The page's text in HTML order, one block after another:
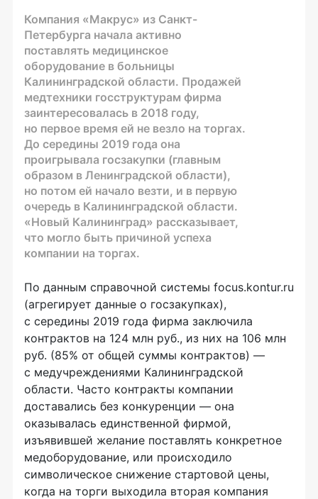
Компания «Макрус» из Санкт-
Петербурга начала активно
поставлять медицинское
оборудование в больницы
Калининградской области. Продажей
медтехники госструктурам фирма
заинтересовалась в 2018 году,
но первое время ей не везло на торгах.
До середины 2019 года она
проигрывала госзакупки (главным
образом в Ленинградской области),
но потом ей начало везти, и в первую
очередь в Калининградской области.
«Новый Калининград» рассказывает,
что могло быть причиной успеха
компании на торгах.
По данным справочной системы focus.kontur.ru
(агрегирует данные о госзакупках),
с середины 2019 года фирма заключила
контрактов на 124 млн руб., из них на 106 млн
руб. (85% от общей суммы контрактов) —
с медучреждениями Калининградской
области. Часто контракты компании
доставались без конкуренции — она
оказывалась единственной фирмой,
изъявившей желание поставлять конкретное
медоборудование, или происходило
символическое снижение стартовой цены,
когда на торги выходила вторая компания